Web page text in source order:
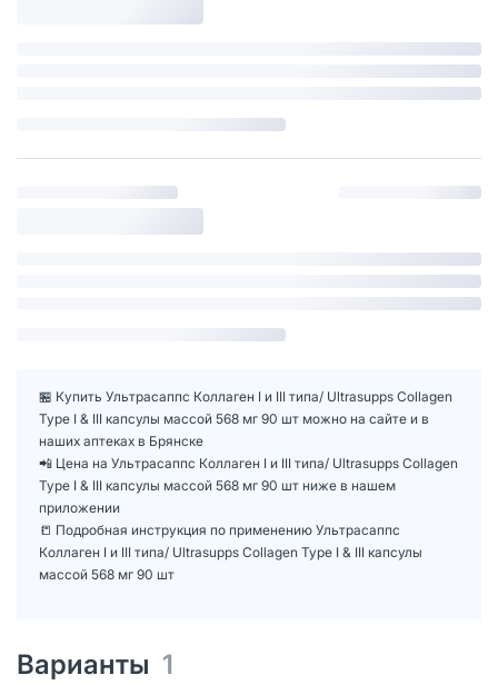
🏪 Купить Ультрасаппс Коллаген I и III типа/ Ultrasupps Collagen
Type I & III капсулы массой 568 мг 90 шт можно на сайте и в
наших аптеках в Брянске
📲 Цена на Ультрасаппс Коллаген I и III типа/ Ultrasupps Collagen
Type I & III капсулы массой 568 мг 90 шт ниже в нашем
приложении
📒 Подробная инструкция по применению Ультрасаппс
Коллаген I и III типа/ Ultrasupps Collagen Type I & III капсулы
массой 568 мг 90 шт
Варианты 1